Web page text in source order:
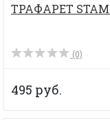
ТРАФАРЕТ
(0)
495 руб.